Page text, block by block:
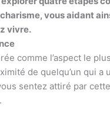
vous aidant
vivre.
comme l’aspect le
de quelqu’un qui
sentez attiré par